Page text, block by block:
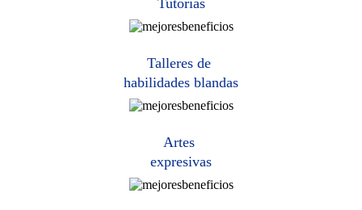
Talleres de
habilidades blandas
Artes
expresivas​